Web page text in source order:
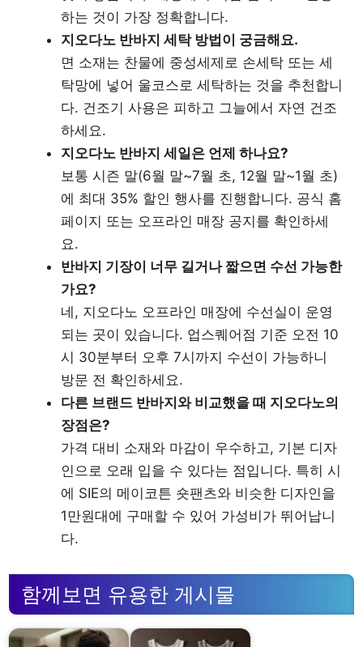
하는 것이 가장 정확합니다.
지오다노 반바지 세탁 방법이 궁금해요.
면 소재는 찬물에 중성세제로 손세탁 또는 세
탁망에 넣어 울코스로 세탁하는 것을 추천합니
다. 건조기 사용은 피하고 그늘에서 자연 건조
하세요.
지오다노 반바지 세일은 언제 하나요?
보통 시즌 말(6월 말~7월 초, 12월 말~1월 초)
에 최대 35% 할인 행사를 진행합니다. 공식 홈
페이지 또는 오프라인 매장 공지를 확인하세
요.
반바지 기장이 너무 길거나 짧으면 수선 가능한
가요?
네, 지오다노 오프라인 매장에 수선실이 운영
되는 곳이 있습니다. 업스퀘어점 기준 오전 10
시 30분부터 오후 7시까지 수선이 가능하니
방문 전 확인하세요.
다른 브랜드 반바지와 비교했을 때 지오다노의
장점은?
가격 대비 소재와 마감이 우수하고, 기본 디자
인으로 오래 입을 수 있다는 점입니다. 특히 시
에 SIE의 메이코튼 숏팬츠와 비슷한 디자인을
1만원대에 구매할 수 있어 가성비가 뛰어납니
다.
함께보면 유용한 게시물